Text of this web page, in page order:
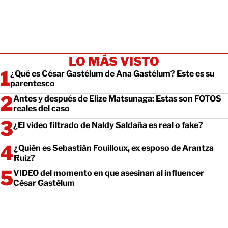
LO MÁS VISTO
¿Qué es César Gastélum de Ana Gastélum? Este es su
parentesco
Antes y después de Elize Matsunaga: Estas son FOTOS
reales del caso
¿El video filtrado de Naldy Saldaña es real o fake?
¿Quién es Sebastián Fouilloux, ex esposo de Arantza
Ruiz?
VIDEO del momento en que asesinan al influencer
César Gastélum